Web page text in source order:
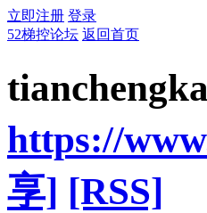
立即注册 登录
52梯控论坛 返回首页
https://
享] [RSS]